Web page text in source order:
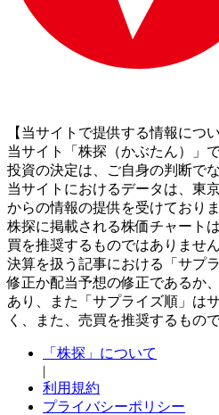
【当サイトで提供する情報につい
当サイト「株探（かぶたん）」
投資の決定は、ご自身の判断で
当サイトにおけるデータは、東
からの情報の提供を受けており
株探に掲載される株価チャート
買を推奨するものではありません
決算を扱う記事における「サプ
修正か配当予想の修正であるか
あり、また「サプライズ順」は
く、また、売買を推奨するもの
「株探」について
|
利用規約
プライバシーポリシー